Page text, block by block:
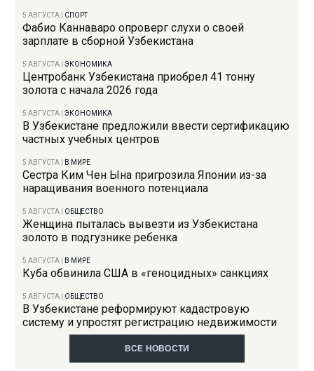
5 АВГУСТА СПОРТ
Фабио Каннаваро опроверг слухи о своей
зарплате в сборной Узбекистана
5 АВГУСТА |ЭКОНОМИКА
Центробанк Узбекистана приобрел 41 тонну
золота с начала 2026 года
5 АВГУСТА |ЭКОНОМИКА
В Узбекистане предложили ввести сертификацию
частных учебных центров
5 АВГУСТА В МИРЕ
Сестра Ким Чен Ына пригрозила Японии из-за
наращивания военного потенциала
5 АВГУСТА ОБЩЕСТВО
Женщина пыталась вывезти из Узбекистана
золото в подгузнике ребенка
5 АВГУСТА В МИРЕ
Куба обвинила США в «геноцидных» санкциях
5 АВГУСТА ОБЩЕСТВО
В Узбекистане реформируют кадастровую
систему и упростят регистрацию недвижимости
ВСЕ НОВОСТИ